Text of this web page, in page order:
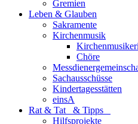
Gremien
Leben & Glauben
Sakramente
Kirchenmusik
Chöre
Sachausschüsse
Kindertagesstätten
einsA
Rat & Tat & Tipps
Hilfsprojekte